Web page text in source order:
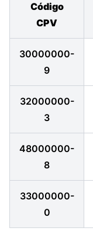
Código
CPV
30000000-
9
32000000-
3
48000000-
8
33000000-
0